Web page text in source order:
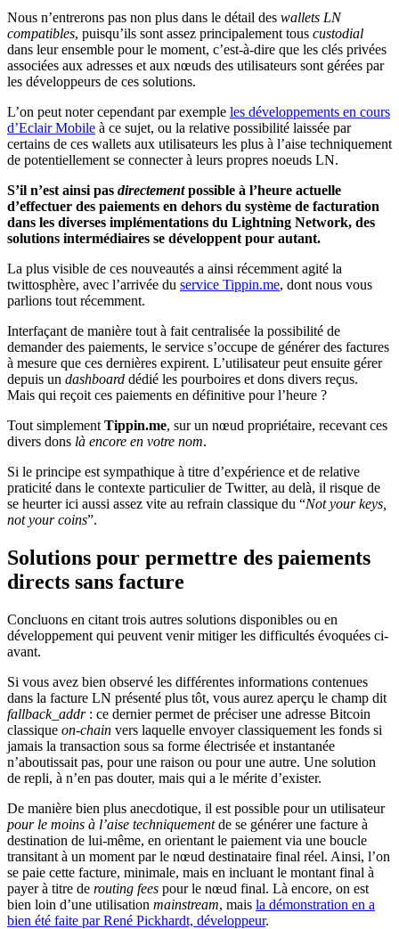
Nous n’entrerons pas non plus dans le détail des wallets LN
compatibles, puisqu’ils sont assez principalement tous custodial
dans leur ensemble pour le moment, c’est-à-dire que les clés privées
associées aux adresses et aux nœuds des utilisateurs sont gérées par
les développeurs de ces solutions.
L’on peut noter cependant par exemple les développements en cours
d’Eclair Mobile à ce sujet, ou la relative possibilité laissée par
certains de ces wallets aux utilisateurs les plus à l’aise techniquement
de potentiellement se connecter à leurs propres noeuds LN.
S’il n’est ainsi pas directementpossible à l’heure actuelle
d’effectuer des paiements en dehors du système de facturation
dans les diverses implémentations du Lightning Network, des
solutions intermédiaires se développent pour autant.
La plus visible de ces nouveautés a ainsi récemment agité la
twittosphère, avec l’arrivée du service Tippin.me, dont nous vous
parlions tout récemment.
Interfaçant de manière tout à fait centralisée la possibilité de
demander des paiements, le service s’occupe de générer des factures
à mesure que ces dernières expirent. L’utilisateur peut ensuite gérer
depuis un dashboard dédié les pourboires et dons divers reçus.
Mais qui reçoit ces paiements en définitive pour l’heure ?
Tout simplement Tippin.me, sur un nœud propriétaire, recevant ces
divers dons là encore en votre nom.
Si le principe est sympathique à titre d’expérience et de relative
praticité dans le contexte particulier de Twitter, au delà, il risque de
se heurter ici aussi assez vite au refrain classique du “Not your keys,
not your coins”.
Solutions pour permettre des paiements
directs sans facture
Concluons en citant trois autres solutions disponibles ou en
développement qui peuvent venir mitiger les difficultés évoquées ci-
avant.
Si vous avez bien observé les différentes informations contenues
dans la facture LN présenté plus tôt, vous aurez aperçu le champ dit
fallback_addr: ce dernier permet de préciser une adresse Bitcoin
classique on-chain vers laquelle envoyer classiquement les fonds si
jamais la transaction sous sa forme électrisée et instantanée
n’aboutissait pas, pour une raison ou pour une autre. Une solution
de repli, à n’en pas douter, mais qui a le mérite d’exister.
De manière bien plus anecdotique, il est possible pour un utilisateur
pour le moins à l’aise techniquementde se générer une facture à
destination de lui-même, en orientant le paiement via une boucle
transitant à un moment par le nœud destinataire final réel. Ainsi, l’on
se paie cette facture, minimale, mais en incluant le montant final à
payer à titre de routing fees pour le nœud final. Là encore, on est
bien loin d’une utilisation mainstream, mais la démonstration en a
bien été faite par René Pickhardt, développeur.